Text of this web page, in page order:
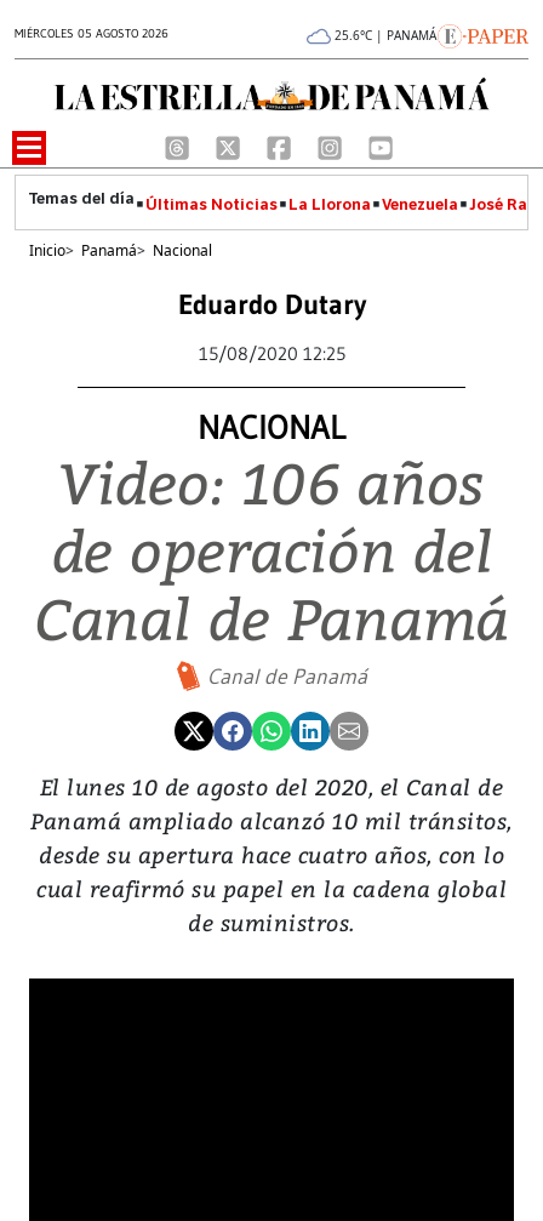
MIÉRCOLES 05 AGOSTO 2026 25.6°C | PANAMÁ
Últimas Noticias La Llorona Venezuela José
Inicio> Panamá> Nacional
Eduardo Dutary
15/08/2020 12:25
NACIONAL
Video: 106 años
de operación del
Canal de Panamá
Canal de Panamá
El lunes 10 de agosto del 2020, el Canal de
Panamá ampliado alcanzó 10 mil tránsitos,
desde su apertura hace cuatro años, con lo
cual reafirmó su papel en la cadena global
de suministros.